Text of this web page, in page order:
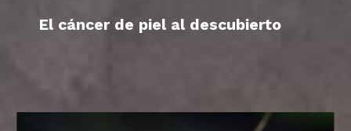
El cáncer de piel al descubierto